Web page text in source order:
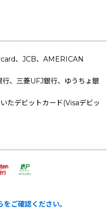
、JCB、AMERICAN
行、三菱UFJ銀行、ゆうちょ銀
たデビットカード(Visaデビッ
ご確認ください。